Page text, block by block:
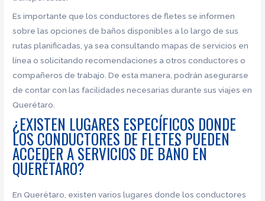
Es importante que los conductores de fletes se informen
sobre las opciones de baños disponibles a lo largo de sus
rutas planificadas, ya sea consultando mapas de servicios en
línea o solicitando recomendaciones a otros conductores o
compañeros de trabajo. De esta manera, podrán asegurarse
de contar con las facilidades necesarias durante sus viajes en
Querétaro.
¿EXISTEN LUGARES ESPECÍFICOS DONDE
LOS CONDUCTORES DE FLETES PUEDEN
ACCEDER A SERVICIOS DE BAÑO EN
QUERÉTARO?
En Querétaro, existen varios lugares donde los conductores